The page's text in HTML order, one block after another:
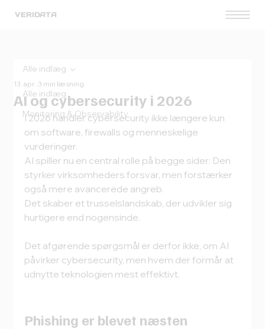
VERIDATA
Alle indlæg
Monitoring & Observability
Alle indlæg
AI og cybersecurity i 2026
13. apr. 3 min læsning
I 2026 handler cybersecurity ikke længere kun
om software, firewalls og menneskelige
vurderinger.
AI spiller nu en central rolle på begge sider: Den
styrker virksomheders forsvar, men forstærker
også mere avancerede angreb.
Det skaber et trusselslandskab, der udvikler sig
hurtigere end nogensinde.
Det afgørende spørgsmål er derfor ikke, om AI
påvirker cybersecurity, men hvem der formår at
udnytte teknologien mest effektivt.
Phishing er blevet næsten